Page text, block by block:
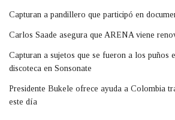
Capturan a pandillero que participó en
Carlos Saade asegura que ARENA viene
Capturan a sujetos que se fueron a los puños
discoteca en Sonsonate
Presidente Bukele ofrece ayuda a Colombia
este día